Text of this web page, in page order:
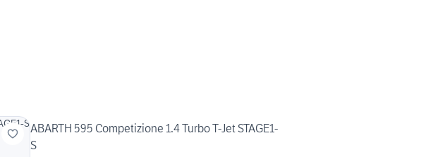
ABARTH 595 Competizione 1.4 Turbo T-Jet STAGE1-
S